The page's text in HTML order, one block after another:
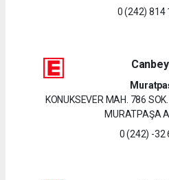
0 (242) 814
KONUKSEVER MAH. 786
MURATPAŞA
0 (242) -32